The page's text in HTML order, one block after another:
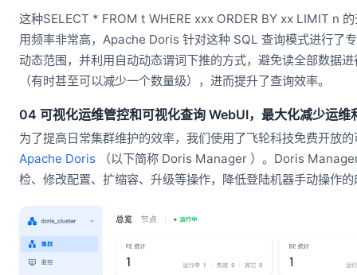
这种SELECT * FROM t WHERE xxx ORDER BY xx LIMIT n
用频率非常高，Apache Doris 针对这种 SQL 查询模式进行了
动态范围，并利用自动动态谓词下推的方式，避免读全部数据
（有时甚至可以减少一个数量级），进而提升了查询效率。
04 可视化运维管控和可视化查询 WebUI，最大化减少运维
为了提高日常集群维护的效率，我们使用了飞轮科技免费开放
Apache Doris （以下简称 Doris Manager ）。Doris
检、修改配置、扩缩容、升级等操作，降低登陆机器手动操作